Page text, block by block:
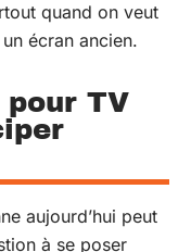
quand on veut
écran ancien.
TV
aujourd’hui peut
à se poser